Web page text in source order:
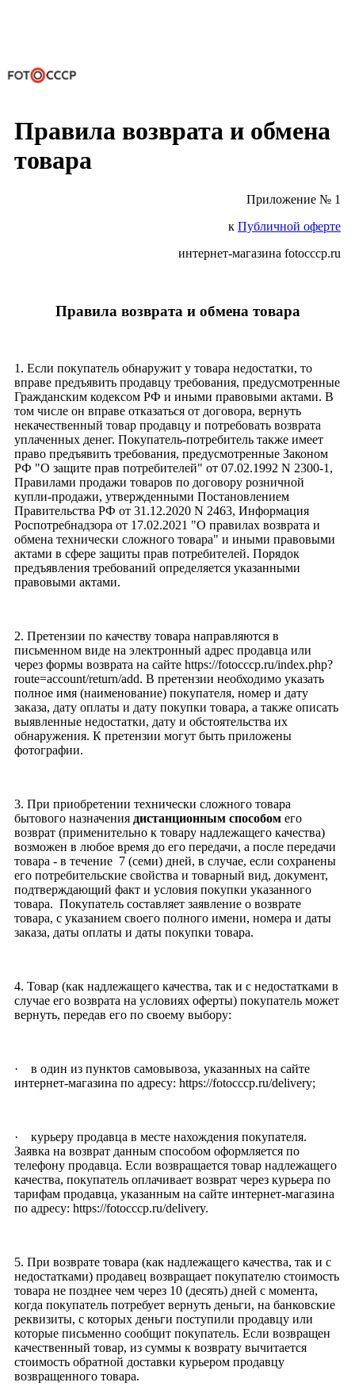
Правила возврата и обмена
товара
Приложение № 1
к Публичной оферте
интернет-магазина fotocccp.ru
Правила возврата и обмена товара
1. Если покупатель обнаружит у товара недостатки, то
вправе предъявить продавцу требования, предусмотренные
Гражданским кодексом РФ и иными правовыми актами. В
том числе он вправе отказаться от договора, вернуть
некачественный товар продавцу и потребовать возврата
уплаченных денег. Покупатель-потребитель также имеет
право предъявить требования, предусмотренные Законом
РФ "О защите прав потребителей" от 07.02.1992 N 2300-1,
Правилами продажи товаров по договору розничной
купли-продажи, утвержденными Постановлением
Правительства РФ от 31.12.2020 N 2463, Информация
Роспотребнадзора от 17.02.2021 "О правилах возврата и
обмена технически сложного товара" и иными правовыми
актами в сфере защиты прав потребителей. Порядок
предъявления требований определяется указанными
правовыми актами.
2. Претензии по качеству товара направляются в
письменном виде на электронный адрес продавца или
через формы возврата на сайте https://fotocccp.ru/index.php?
route=account/return/add. В претензии необходимо указать
полное имя (наименование) покупателя, номер и дату
заказа, дату оплаты и дату покупки товара, а также описать
выявленные недостатки, дату и обстоятельства их
обнаружения. К претензии могут быть приложены
фотографии.
3. При приобретении технически сложного товара
бытового назначения дистанционным способом его
возврат (применительно к товару надлежащего качества)
возможен в любое время до его передачи, а после передачи
товара - в течение 7 (семи) дней, в случае, если сохранены
его потребительские свойства и товарный вид, документ,
подтверждающий факт и условия покупки указанного
товара. Покупатель составляет заявление о возврате
товара, с указанием своего полного имени, номера и даты
заказа, даты оплаты и даты покупки товара.
4. Товар (как надлежащего качества, так и с недостатками в
случае его возврата на условиях оферты) покупатель может
вернуть, передав его по своему выбору:
· в один из пунктов самовывоза, указанных на сайте
интернет-магазина по адресу: https://fotocccp.ru/delivery;
· курьеру продавца в месте нахождения покупателя.
Заявка на возврат данным способом оформляется по
телефону продавца. Если возвращается товар надлежащего
качества, покупатель оплачивает возврат через курьера по
тарифам продавца, указанным на сайте интернет-магазина
по адресу: https://fotocccp.ru/delivery.
5. При возврате товара (как надлежащего качества, так и с
недостатками) продавец возвращает покупателю стоимость
товара не позднее чем через 10 (десять) дней с момента,
когда покупатель потребует вернуть деньги, на банковские
реквизиты, с которых деньги поступили продавцу или
которые письменно сообщит покупатель. Если возвращен
качественный товар, из суммы к возврату вычитается
стоимость обратной доставки курьером продавцу
возвращенного товара.